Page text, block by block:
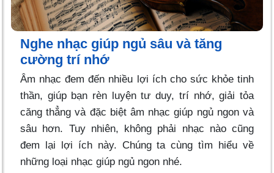
Nghe nhạc giúp ngủ sâu và tăng
cường trí nhớ
Âm nhạc đem đến nhiều lợi ích cho sức khỏe tinh
thần, giúp bạn rèn luyện tư duy, trí nhớ, giải tỏa
căng thẳng và đặc biệt âm nhạc giúp ngủ ngon và
sâu hơn. Tuy nhiên, không phải nhạc nào cũng
đem lại lợi ích này. Chúng ta cùng tìm hiểu về
những loại nhạc giúp ngủ ngon nhé.